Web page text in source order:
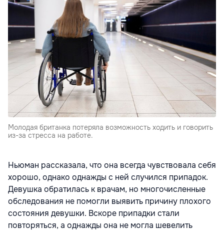
Молодая британка потеряла возможность ходить и говорить
из-за стресса на работе.
Ньюман рассказала, что она всегда чувствовала себя
хорошо, однако однажды с ней случился припадок.
Девушка обратилась к врачам, но многочисленные
обследования не помогли выявить причину плохого
состояния девушки. Вскоре припадки стали
повторяться, а однажды она не могла шевелить